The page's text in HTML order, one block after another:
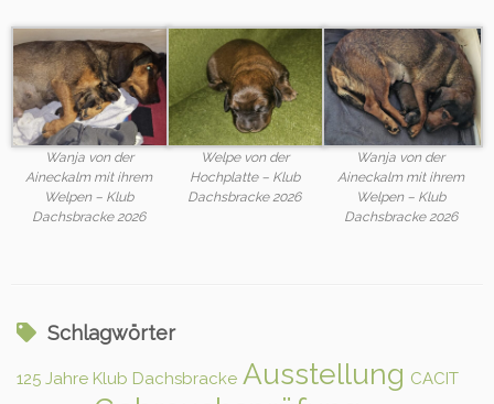
Wanja von der
Aineckalm mit ihrem
Welpen – Klub
Dachsbracke 2026
Welpe von der
Hochplatte – Klub
Dachsbracke 2026
Wanja von der
Aineckalm mit ihrem
Welpen – Klub
Dachsbracke 2026
Schlagwörter
125 Jahre Klub Dachsbracke Ausstellung CACIT